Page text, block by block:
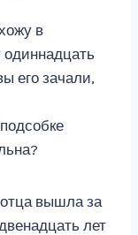
в
его зачали,
вышла за
лет